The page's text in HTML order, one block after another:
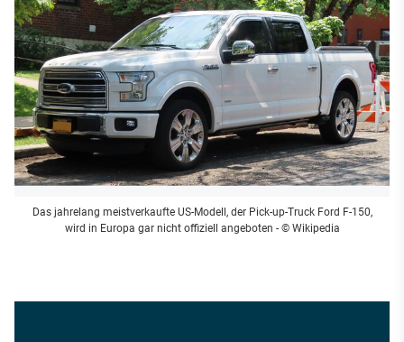
Das jahrelang meistverkaufte US-Modell, der Pick-up-Truck Ford F-150,
wird in Europa gar nicht offiziell angeboten - © Wikipedia